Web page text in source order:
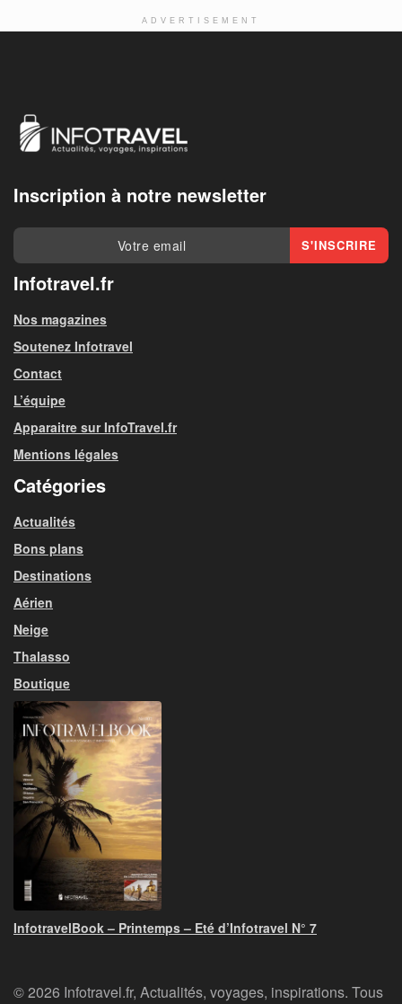
ADVERTISEMENT
Inscription à notre newsletter
Infotravel.fr
Nos magazines
Soutenez Infotravel
Contact
L’équipe
Apparaitre sur InfoTravel.fr
Mentions légales
Catégories
Actualités
Bons plans
Destinations
Aérien
Neige
Thalasso
Boutique
InfotravelBook – Printemps – Eté d’Infotravel N° 7
© 2026 Infotravel.fr, Actualités, voyages, inspirations. Tous